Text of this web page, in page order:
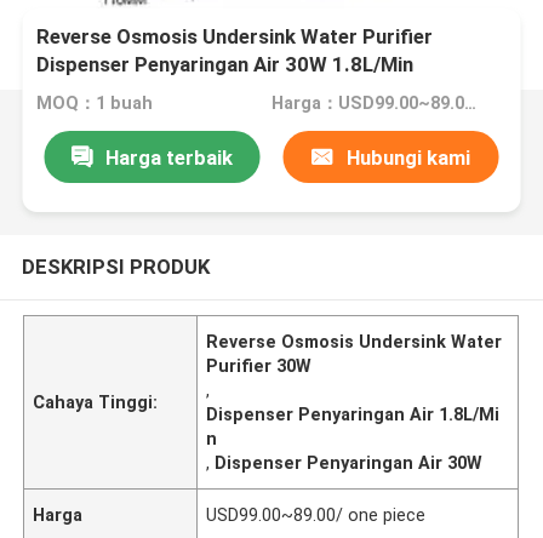
Reverse Osmosis Undersink Water Purifier
Dispenser Penyaringan Air 30W 1.8L/Min
MOQ：1 buah Harga：USD99.00~89.00/ one piece
Harga terbaik Hubungi kami
DESKRIPSI PRODUK
Cahaya Tinggi:
Reverse Osmosis Undersink Water
Purifier 30W
,
Dispenser Penyaringan Air 1.8L/Mi
n
, Dispenser Penyaringan Air 30W
Harga USD99.00~89.00/ one piece